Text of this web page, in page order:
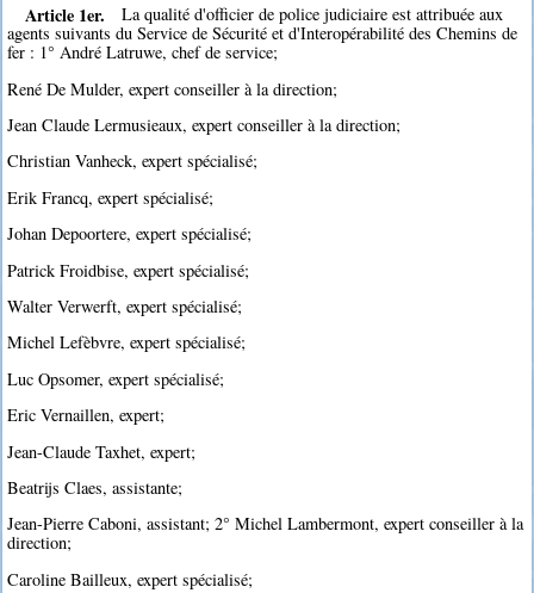
Article 1er.
La qualité d'officier de police judiciaire est attribuée aux
agents suivants du Service de Sécurité et d'Interopérabilité des Chemins de
fer : 1° André Latruwe, chef de service;
René De Mulder, expert conseiller à la direction;
Jean Claude Lermusieaux, expert conseiller à la direction;
Christian Vanheck, expert spécialisé;
Erik Francq, expert spécialisé;
Johan Depoortere, expert spécialisé;
Patrick Froidbise, expert spécialisé;
Walter Verwerft, expert spécialisé;
Michel Lefèbvre, expert spécialisé;
Luc Opsomer, expert spécialisé;
Eric Vernaillen, expert;
Jean-Claude Taxhet, expert;
Beatrijs Claes, assistante;
Jean-Pierre Caboni, assistant; 2° Michel Lambermont, expert conseiller à la
direction;
Caroline Bailleux, expert spécialisé;